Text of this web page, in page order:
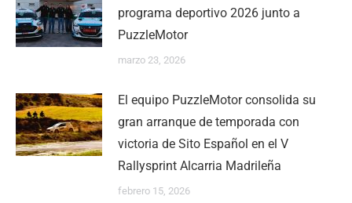
programa deportivo 2026 junto a
PuzzleMotor
marzo 23, 2026
El equipo PuzzleMotor consolida su
gran arranque de temporada con
victoria de Sito Español en el V
Rallysprint Alcarria Madrileña
febrero 15, 2026